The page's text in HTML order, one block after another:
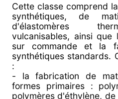
Cette classe comprend
synthétiques, de
d'élastomères
vulcanisables, ainsi que
sur commande et la
synthétiques standards.
:
- la fabrication de
formes primaires :
polymères d'éthylène,